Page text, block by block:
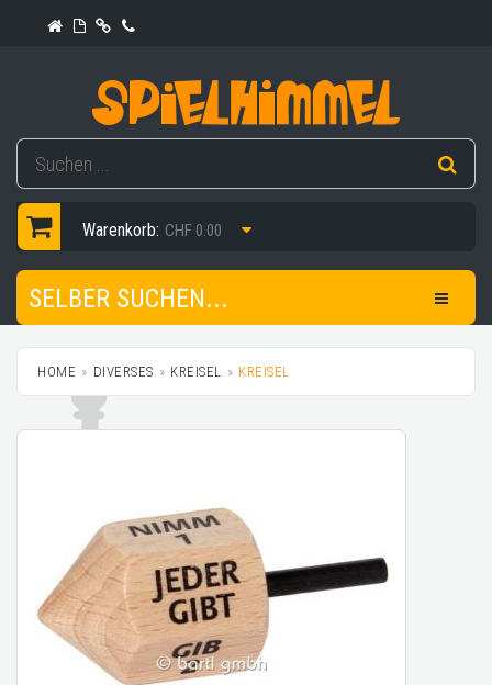
Warenkorb: CHF 0.00
SELBER SUCHEN...
HOME DIVERSES KREISEL KREISEL